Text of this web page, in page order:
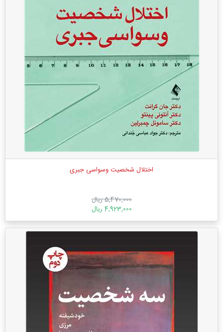
اختلال شخصیت وسواسی ‌جبری
5,470,000 ریال
4,923,000 ریال